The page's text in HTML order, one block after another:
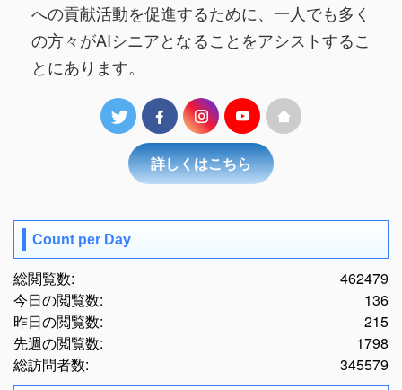
への貢献活動を促進するために、一人でも多く
の方々がAIシニアとなることをアシストするこ
とにあります。
詳しくはこちら
Count per Day
462479
総閲覧数:
136
今日の閲覧数:
215
昨日の閲覧数:
1798
先週の閲覧数:
345579
総訪問者数: